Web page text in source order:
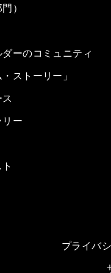
）
ーのコミュニティ
ストーリー」
リー
プライバ